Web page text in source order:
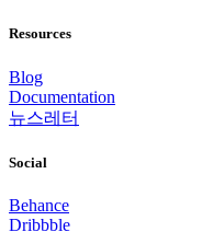
Resources
Blog
Documentation
뉴스레터
Social
Behance
Dribbble